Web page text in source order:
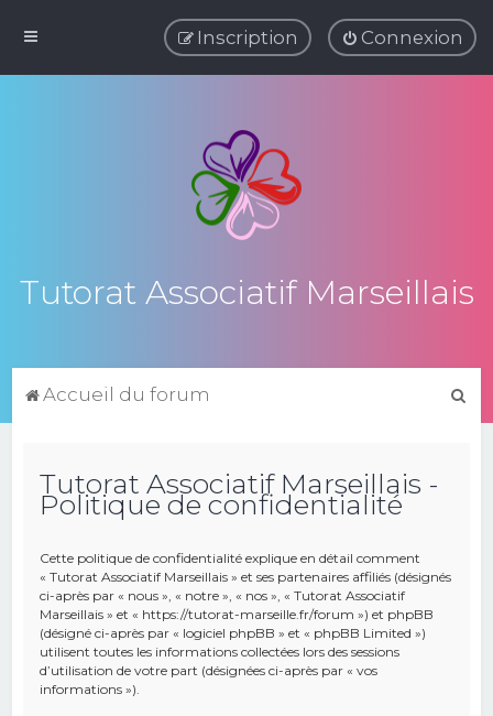
Connexion
Inscription
Tutorat Associatif Marseillais
Accueil du forum
Tutorat Associatif Marseillais -
Politique de confidentialité
Cette politique de confidentialité explique en détail comment
« Tutorat Associatif Marseillais » et ses partenaires affiliés (désignés
ci-après par « nous », « notre », « nos », « Tutorat Associatif
Marseillais » et « https://tutorat-marseille.fr/forum ») et phpBB
(désigné ci-après par « logiciel phpBB » et « phpBB Limited »)
utilisent toutes les informations collectées lors des sessions
d’utilisation de votre part (désignées ci-après par « vos
informations »).